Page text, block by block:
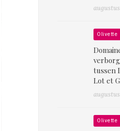
Olivette
tussen
Lot et
Olivette